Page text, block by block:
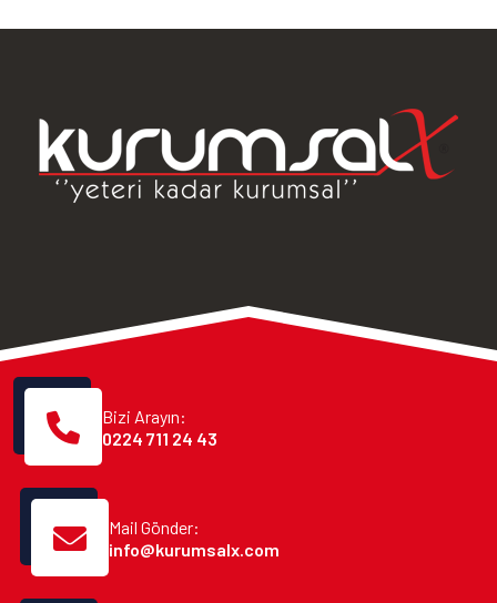
Bizi Arayın:
0224 711 24 43
Mail Gönder:
info@kurumsalx.com